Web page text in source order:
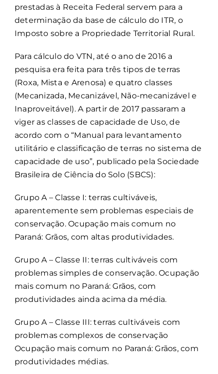
prestadas à Receita Federal servem para a
determinação da base de cálculo do ITR, o
Imposto sobre a Propriedade Territorial Rural.
Para cálculo do VTN, até o ano de 2016 a
pesquisa era feita para três tipos de terras
(Roxa, Mista e Arenosa) e quatro classes
(Mecanizada, Mecanizável, Não-mecanizável e
Inaproveitável). A partir de 2017 passaram a
viger as classes de capacidade de Uso, de
acordo com o “Manual para levantamento
utilitário e classificação de terras no sistema de
capacidade de uso”, publicado pela Sociedade
Brasileira de Ciência do Solo (SBCS):
Grupo A – Classe I: terras cultiváveis,
aparentemente sem problemas especiais de
conservação. Ocupação mais comum no
Paraná: Grãos, com altas produtividades.
Grupo A – Classe II: terras cultiváveis com
problemas simples de conservação. Ocupação
mais comum no Paraná: Grãos, com
produtividades ainda acima da média.
Grupo A – Classe III: terras cultiváveis com
problemas complexos de conservação
Ocupação mais comum no Paraná: Grãos, com
produtividades médias.